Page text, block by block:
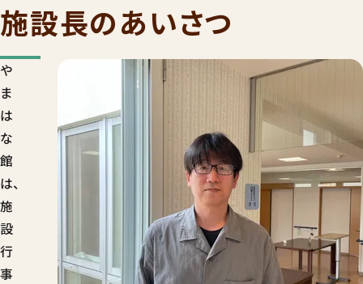
施設長のあいさつ
や
ま
は
な
館
は、
施
設
行
事